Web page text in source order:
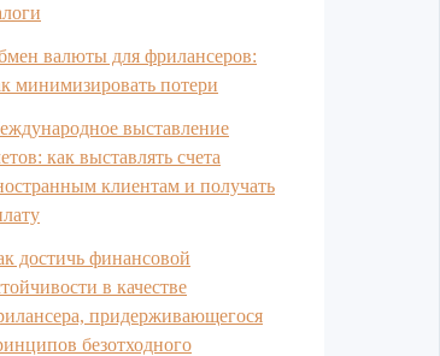
валюты для фрилансеров:
минимизировать потери
выставление
как выставлять счета
клиентам и получать
достичь финансовой
в качестве
придерживающегося
безотходного